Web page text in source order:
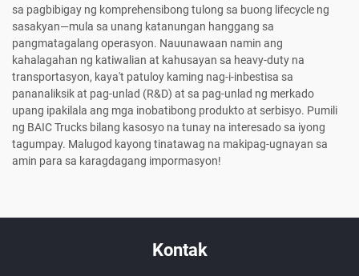
sa pagbibigay ng komprehensibong tulong sa buong lifecycle ng
sasakyan—mula sa unang katanungan hanggang sa
pangmatagalang operasyon. Nauunawaan namin ang
kahalagahan ng katiwalian at kahusayan sa heavy-duty na
transportasyon, kaya't patuloy kaming nag-i-inbestisa sa
pananaliksik at pag-unlad (R&D) at sa pag-unlad ng merkado
upang ipakilala ang mga inobatibong produkto at serbisyo. Pumili
ng BAIC Trucks bilang kasosyo na tunay na interesado sa iyong
tagumpay. Malugod kayong tinatawag na makipag-ugnayan sa
amin para sa karagdagang impormasyon!
Kontak